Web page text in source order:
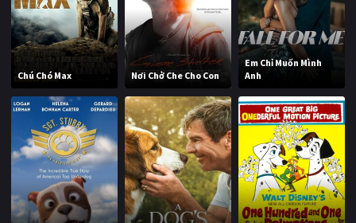
Chú Chó Max Nơi Chở Che Cho Con
Em Chỉ Muốn Mình
Anh